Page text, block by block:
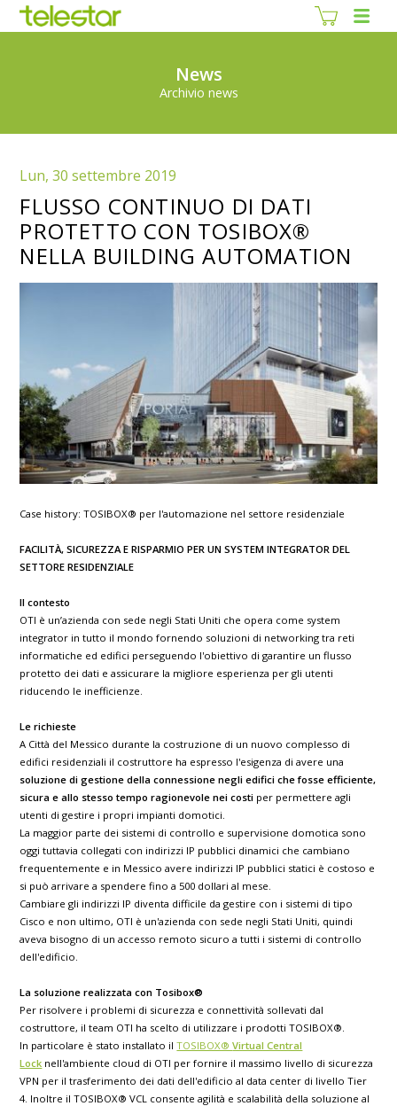
News
Archivio news
Lun, 30 settembre 2019
FLUSSO CONTINUO DI DATI
PROTETTO CON TOSIBOX®
NELLA BUILDING AUTOMATION
Case history: TOSIBOX® per l'automazione nel settore residenziale
FACILITÀ, SICUREZZA E RISPARMIO PER UN SYSTEM INTEGRATOR DEL
SETTORE RESIDENZIALE
Il contesto
OTI è un’azienda con sede negli Stati Uniti che opera come system
integrator in tutto il mondo fornendo soluzioni di networking tra reti
informatiche ed edifici perseguendo l'obiettivo di garantire un flusso
protetto dei dati e assicurare la migliore esperienza per gli utenti
riducendo le inefficienze.
Le richieste
A Città del Messico durante la costruzione di un nuovo complesso di
edifici residenziali il costruttore ha espresso l'esigenza di avere una
soluzione di gestione della connessione negli edifici che fosse efficiente,
sicura e allo stesso tempo ragionevole nei costi per permettere agli
utenti di gestire i propri impianti domotici.
La maggior parte dei sistemi di controllo e supervisione domotica sono
oggi tuttavia collegati con indirizzi IP pubblici dinamici che cambiano
frequentemente e in Messico avere indirizzi IP pubblici statici è costoso e
si può arrivare a spendere fino a 500 dollari al mese.
Cambiare gli indirizzi IP diventa difficile da gestire con i sistemi di tipo
Cisco e non ultimo, OTI è un'azienda con sede negli Stati Uniti, quindi
aveva bisogno di un accesso remoto sicuro a tutti i sistemi di controllo
dell'edificio.
La soluzione realizzata con Tosibox®
Per risolvere i problemi di sicurezza e connettività sollevati dal
costruttore, il team OTI ha scelto di utilizzare i prodotti TOSIBOX®.
In particolare è stato installato ilTOSIBOX®Virtual Central
Lock nell'ambiente cloud di OTI per fornire il massimo livello di sicurezza
VPN per il trasferimento dei dati dell'edificio al data center di livello Tier
4. Inoltre il TOSIBOX® VCL consente agilità e scalabilità della soluzione al